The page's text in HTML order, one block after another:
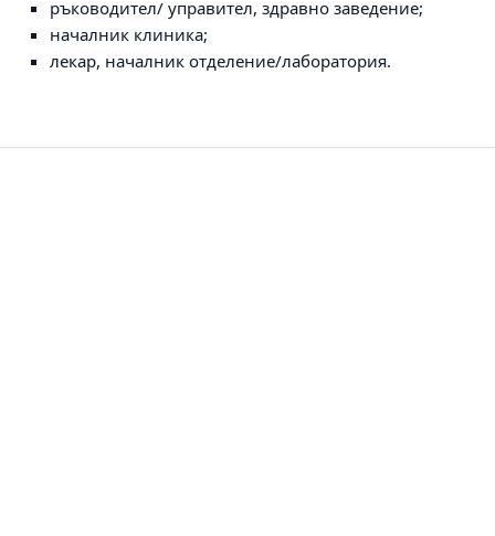
ръководител/ управител, здравно заведение;
началник клиника;
лекар, началник отделение/лаборатория.